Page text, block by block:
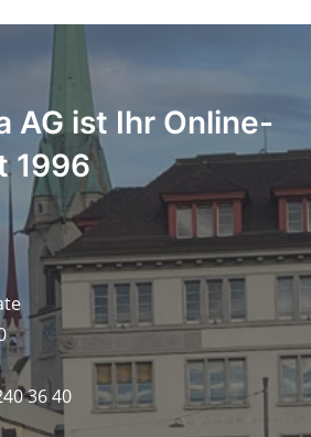
AG ist Ihr Online-
1996
36 40